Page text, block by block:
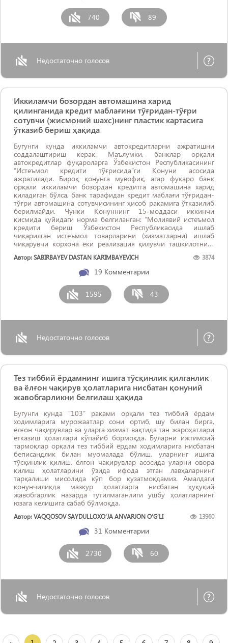
740 89
Недостаточно голосов
Иккиламчи бозордан автомашина харид
қилинганида кредит маблағини тўғридан-тўғри
сотувчи (жисмоний шахс)нинг пластик картасига
ўтказиб бериш ҳақида
Бугунги кунда иккиламчи автокредитларни ажратишни
соддалаштириш керак. Маълумки, банклар орқали
автокредитлар фуқароларга Ўзбекистон Республикасининг
“Истeъмол крeдити тўғрисида”ги Қонуни асосида
ажратилади. Бироқ қонунга мувофиқ, агар фуқаро банк
орқали иккиламчи бозордан кредитга автомашина харид
қиладиган бўлса, банк тарафидан кредит маблағи тўғридан-
тўғри автомашина сотувчисининг ҳисоб рақамига ўтказилиб
берилмайди. Чунки Қонуннинг 15-моддаси иккинчи
қисмида қуйидаги норма белгиланган: “Молиявий истеъмол
кредити бериш Ўзбекистон Республикасида ишлаб
чиқарилган истеъмол товарларини (хизматларни) ишлаб
чиқарувчи корхона ёки реализация қилувчи ташкилотнинг
томонидан пул маблағлари ўтказиш йўли билан амалга
оширилади”. Яъни, ушбу моддага ...
Автор: SABIRBAYEV DASTAN KARIMBAYEVICH 3874
19 Комментарии
1595 43
Недостаточно голосов
Тез тиббий ёрдамнинг ишига тўсқинлик қилганлик
ва ёлғон чақирув ҳолатларига нисбатан қонуний
жавобгарликни белгилаш ҳақида
Бугунги кунда “103” рақами орқали тез тиббий ёрдам
ходимларига мурожаатлар сони ортиб, шу билан бирга,
ёлғон чақирувлар ва уларга хизмат вақтида тан жароҳатлари
етказиш ҳолатлари кўпайиб бормоқда. Буларни ижтимоий
тармоқлар орқали тез тиббий ёрдам ходимларига нисбатан
беписандлик билан муомалада бўлиш, уларнинг ишига
тўсқинлик қилиш, ёлғон чақирувлар асосида уларни овора
қилиш ҳолатларини ўзида ифода этган лавҳаларнинг
тарқалиши мисолида кўп бор кузатмоқдамиз. Амалдаги
қонунчиликда мазкур ҳолатларга нисбатан ҳуқуқий
жавобгарлик назарда тутилмаганлиги ушбу ҳолатларнинг
юзага келишига сабаб бўлмоқда.
Автор: VAQQOSOV SAYDULLOXO‘JA ANVARJON O‘G‘LI 13960
31 Комментарии
2730 60
Недостаточно голосов